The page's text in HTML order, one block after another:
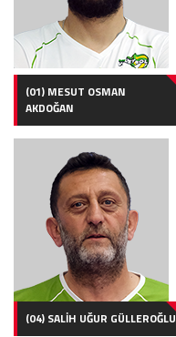
(01) MESUT OSMAN
AKDOĞAN
(04) SALİH UĞUR GÜLLEROĞLU